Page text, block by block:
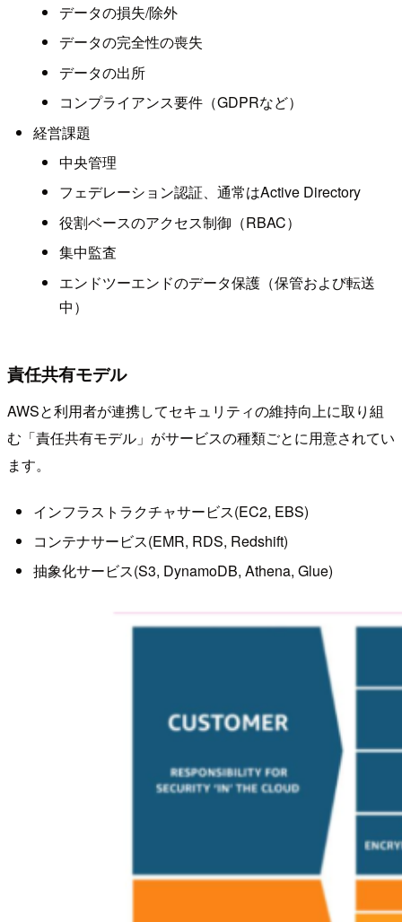
データの損失/除外
データの完全性の喪失
データの出所
コンプライアンス要件（GDPRなど）
経営課題
中央管理
フェデレーション認証、通常はActive Directory
役割ベースのアクセス制御（RBAC）
集中監査
エンドツーエンドのデータ保護（保管および転送
中）
責任共有モデル
AWSと利用者が連携してセキュリティの維持向上に取り組
む「責任共有モデル」がサービスの種類ごとに用意されてい
ます。
インフラストラクチャサービス(EC2, EBS)
コンテナサービス(EMR, RDS, Redshift)
抽象化サービス(S3, DynamoDB, Athena, Glue)